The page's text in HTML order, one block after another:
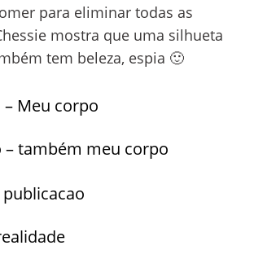
para eliminar todas as
mostra que uma silhueta
tem beleza, espia 🙂
Meu corpo
– também meu corpo